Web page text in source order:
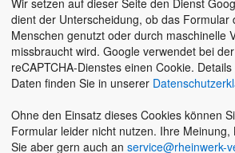
dient der Unterscheidung, ob das Formular
Menschen genutzt oder durch maschinelle
missbraucht wird. Google verwendet bei
reCAPTCHA-Dienstes einen Cookie.
Daten finden Sie in unserer
Ohne den Einsatz dieses Cookies können
Formular leider nicht nutzen. Ihre Meinung,
Sie aber gern auch an service@rheinwerk-